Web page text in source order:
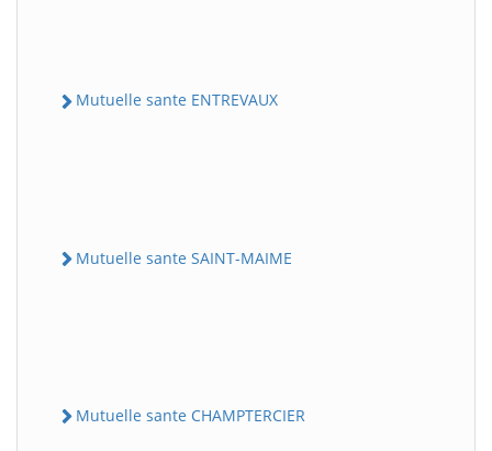
Mutuelle sante ENTREVAUX
Mutuelle sante SAINT-MAIME
Mutuelle sante CHAMPTERCIER